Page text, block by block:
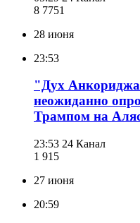
8 7751
28 июня
23:53
"Дух
неожиданно
Трампом на
23:53 24 Канал
1 915
27 июня
20:59